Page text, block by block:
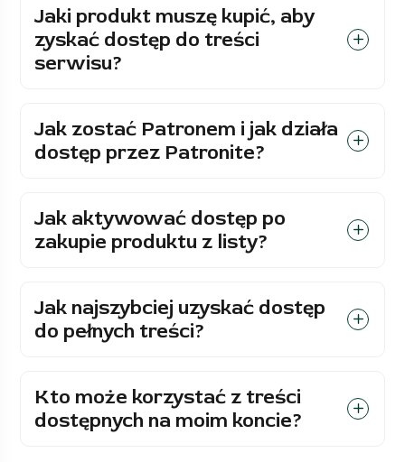
Jaki produkt muszę kupić, aby
zyskać dostęp do treści
serwisu?
Jak zostać Patronem i jak działa
dostęp przez Patronite?
Jak aktywować dostęp po
zakupie produktu z listy?
Jak najszybciej uzyskać dostęp
do pełnych treści?
Kto może korzystać z treści
dostępnych na moim koncie?